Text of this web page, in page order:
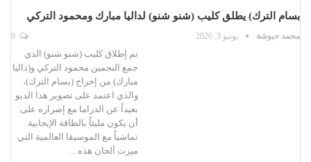
بسام الترك) يطلق كليب (شنو شنو) لداليا مبارك ومحمود التركي
محمد حبوشة يونيو 3, 2026
تم إطلاق كليب (شنو شنو) الذي
جمع النجمين محمود التركي و(داليا
مبارك) من إخراج (بسام الترك)،
والذي اعتمد على تصوير هذا الديو
بعيداً عن الدراما مع إصراره على
أن يكون مليئاً بالطاقة الإيجابية
تماشياً مع الموسيقا العالمية التي
ميزت ألحان هذه…